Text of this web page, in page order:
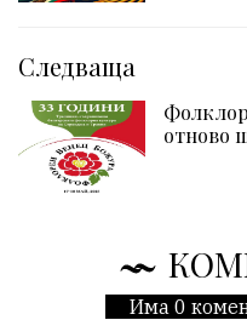
Следваща
отново
Има 0